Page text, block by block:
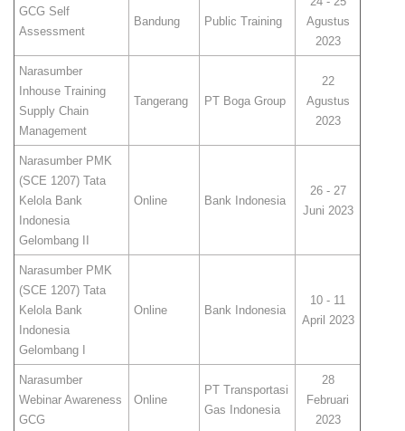
GCG Self
Assessment
Bandung Public Training
Agustus
2023
Narasumber
Inhouse Training
Supply Chain
Management
Tangerang PT Boga Group
22
Agustus
2023
Narasumber PMK
(SCE 1207) Tata
Kelola Bank
Indonesia
Gelombang II
Online Bank Indonesia
26 - 27
Juni 2023
Narasumber PMK
(SCE 1207) Tata
Kelola Bank
Indonesia
Gelombang I
Online Bank Indonesia
10 - 11
April 2023
Narasumber
Webinar Awareness
GCG
Online
PT Transportasi
Gas Indonesia
28
Februari
2023